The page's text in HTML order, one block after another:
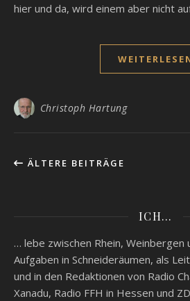
hier und da, wird einem aber nicht
Christoph Hartung
ÄLTERE BEITRÄGE
ICH…
… lebe zwischen Rhein, Weinbergen
Aufgaben in Schneideräumen, als
und in den Redaktionen von Radio
Xanadu, Radio FFH in Hessen und